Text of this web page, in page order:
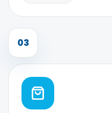
03